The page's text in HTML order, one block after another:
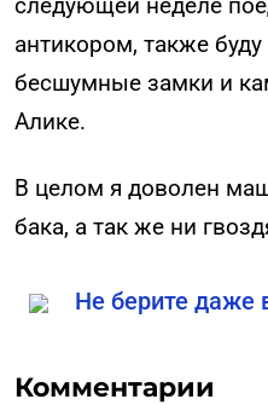
антикором, также
бесшумные замки и
Алике.
В целом я доволен
бака, а так же ни
Не берите даже
Комментарии